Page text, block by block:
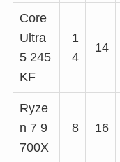
Core
Ultra
5 245
KF
1
4
14
Ryze
n 7 9
700X
8 16